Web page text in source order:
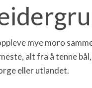
mye moro
alt fra å tenne
eller utlandet.